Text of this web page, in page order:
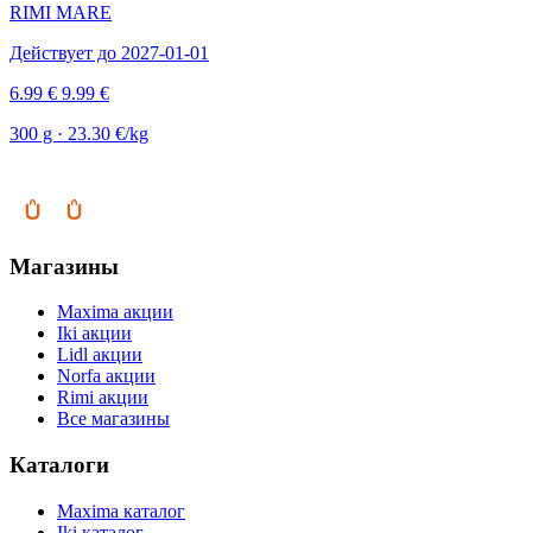
RIMI MARE
Действует до 2027-01-01
6.99 € 9.99 €
300 g · 23.30 €/kg
Магазины
Maxima акции
Iki акции
Lidl акции
Norfa акции
Rimi акции
Все магазины
Каталоги
Maxima каталог